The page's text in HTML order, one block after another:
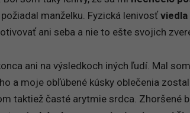
manželku. Fyzická lenivosť viedla
ani seba a nie to ešte svojich
ani na výsledkoch iných ľudí. Mal som
a moje obľúbené kúsky oblečenia
taktiež časté arytmie srdca. Zhoršené